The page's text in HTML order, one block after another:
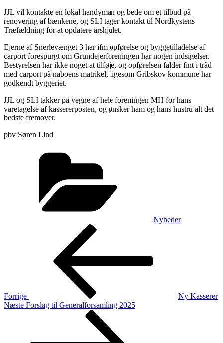
JJL vil kontakte en lokal handyman og bede om et tilbud på
renovering af bænkene, og SLI tager kontakt til Nordkystens
Træfældning for at opdatere årshjulet.
Ejerne af Snerlevænget 3 har ifm opførelse og byggetilladelse af
carport forespurgt om Grundejerforeningen har nogen indsigelser.
Bestyrelsen har ikke noget at tilføje, og opførelsen falder fint i tråd
med carport på naboens matrikel, ligesom Gribskov kommune har
godkendt byggeriet.
JJL og SLI takker på vegne af hele foreningen MH for hans
varetagelse af kassererposten, og ønsker ham og hans hustru alt det
bedste fremover.
pbv Søren Lind
Nyheder
Indlægsnavigation
Forrige
Ny Kasserer
Næste
Næste Forslag til Generalforsamling 2025